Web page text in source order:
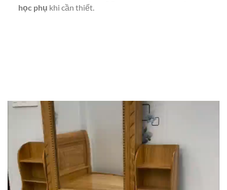
học phụ khi cần thiết.